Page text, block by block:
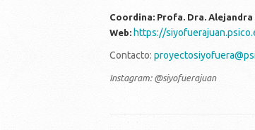
Coordina: Profa. Dra. Alejandra
Web: https://
Contacto:
Instagram: @siyofuerajuan